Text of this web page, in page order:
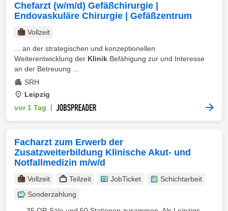
Chefarzt (w/m/d) Gefäßchirurgie |
Endovaskuläre Chirurgie | Gefäßzentrum
Vollzeit
... an der strategischen und konzeptionellen
Weiterentwicklung der Klinik Befähigung zur und Interesse
an der Betreuung ...
SRH
Leipzig
vor 1 Tag
Facharzt zum Erwerb der
Zusatzweiterbildung Klinische Akut- und
Notfallmedizin m/w/d
Vollzeit Teilzeit JobTicket
Schichtarbeit
Sonderzahlung